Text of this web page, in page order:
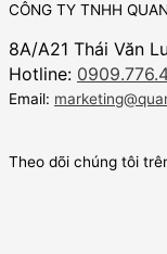
CÔNG TY TNHH
8A/A21 Thái Văn
Hotline:
Email:
Theo dõi chúng tôi